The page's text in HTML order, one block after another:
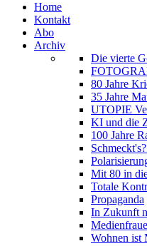
Home
Kontakt
Abo
Archiv
Die vierte
80 Jahre
35 Jahre
UTOPIE
KI und die
100 Jahre
Mit 80 in
Totale
Propaganda
In Zukunft
Wohnen ist